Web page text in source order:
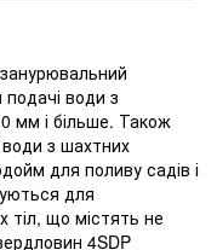
води з
мм і більше. Також
з шахтних
для поливу садів і
для
тіл, що містять не
4SDP